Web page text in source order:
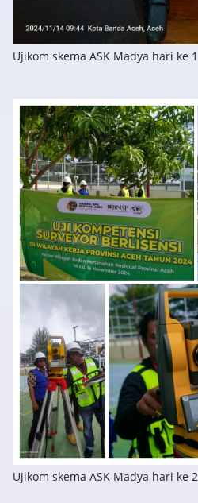
Ujikom skema ASK Madya hari ke 1
Ujikom skema ASK Madya hari ke 2